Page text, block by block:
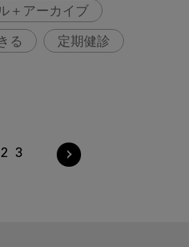
＋アーカイブ
る 定期健診
2 3